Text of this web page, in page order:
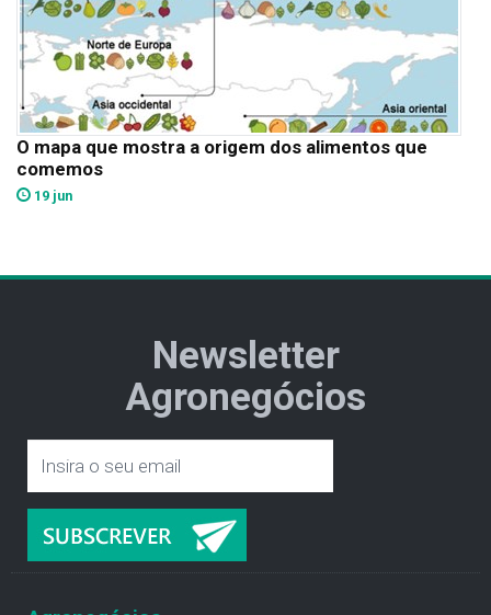
O mapa que mostra a origem dos alimentos que
comemos
19 jun
Newsletter
Agronegócios